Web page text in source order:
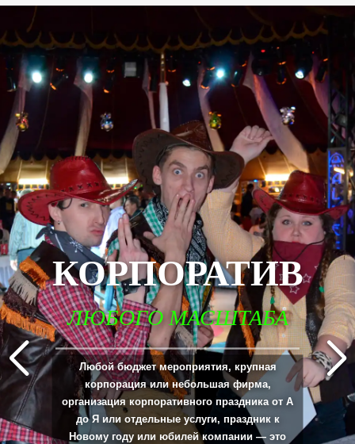
КОРПОРАТИВ
ЛЮБОГО МАСШТАБА
_____________________________________________________________________________
Любой бюджет мероприятия, крупная
корпорация или небольшая фирма,
организация корпоративного праздника от А
до Я или отдельные услуги, праздник к
Новому году или юбилей компании — это